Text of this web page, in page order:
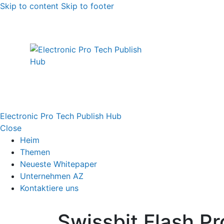
Skip to content Skip to footer
Electronic Pro Tech Publish Hub
Close
Heim
Themen
Neueste Whitepaper
Unternehmen AZ
Kontaktiere uns